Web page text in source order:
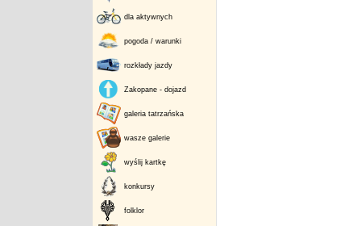
dla aktywnych
pogoda / warunki
rozkłady jazdy
Zakopane - dojazd
galeria tatrzańska
wasze galerie
wyślij kartkę
konkursy
folklor